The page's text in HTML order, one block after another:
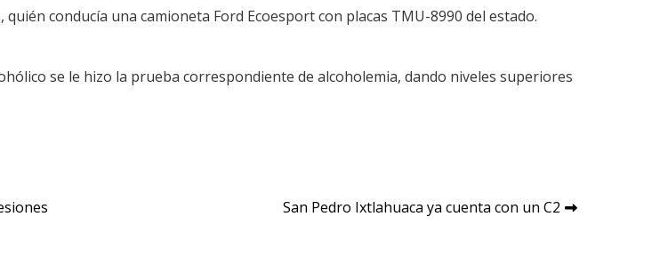
conducía una camioneta Ford Ecoesport con placas TMU-8990 del estado.
se le hizo la prueba correspondiente de alcoholemia, dando niveles superiores
San Pedro Ixtlahuaca ya cuenta con un C2